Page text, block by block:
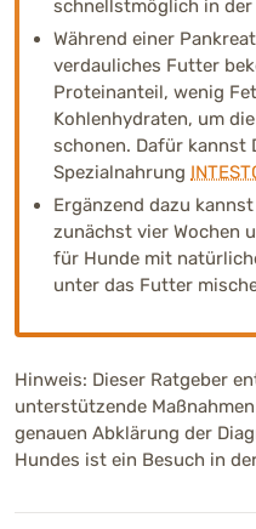
schnellstmöglich in
Während einer
verdauliches Futter
Proteinanteil, wenig
Kohlenhydraten, um
schonen. Dafür kannst
Spezialnahrung
Ergänzend dazu
zunächst vier Wochen
für Hunde mit
unter das Futter
Hinweis: Dieser Ratgeber
unterstützende
genauen Abklärung der
Hundes ist ein Besuch in